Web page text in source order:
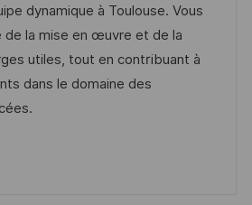
e
d
D
a
e
g
o
r
dynamique à Toulouse. Vous
de la mise en œuvre et de la
utiles, tout en contribuant à
dans le domaine des